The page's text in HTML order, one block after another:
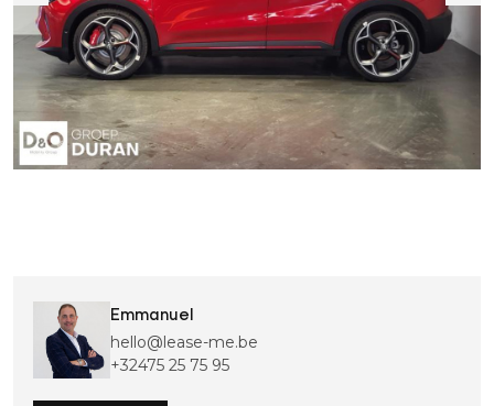
Emmanuel
hello@lease-me.be
+32475 25 75 95